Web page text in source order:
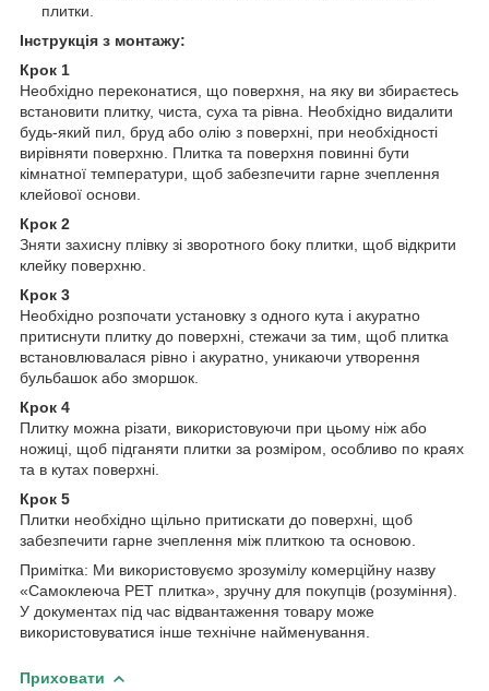
плитки.
Інструкція з монтажу:
Крок 1
Необхідно переконатися, що поверхня, на яку ви збираєтесь
встановити плитку, чиста, суха та рівна. Необхідно видалити
будь-який пил, бруд або олію з поверхні, при необхідності
вирівняти поверхню. Плитка та поверхня повинні бути
кімнатної температури, щоб забезпечити гарне зчеплення
клейової основи.
Крок 2
Зняти захисну плівку зі зворотного боку плитки, щоб відкрити
клейку поверхню.
Крок 3
Необхідно розпочати установку з одного кута і акуратно
притиснути плитку до поверхні, стежачи за тим, щоб плитка
встановлювалася рівно і акуратно, уникаючи утворення
бульбашок або зморшок.
Крок 4
Плитку можна різати, використовуючи при цьому ніж або
ножиці, щоб підганяти плитки за розміром, особливо по краях
та в кутах поверхні.
Крок 5
Плитки необхідно щільно притискати до поверхні, щоб
забезпечити гарне зчеплення між плиткою та основою.
Примітка: Ми використовуємо зрозумілу комерційну назву
«Самоклеюча PET плитка», зручну для покупців (розуміння).
У документах під час відвантаження товару може
використовуватися інше технічне найменування.
Приховати